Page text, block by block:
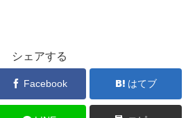
シェアする
Facebook はてブ